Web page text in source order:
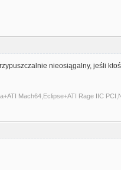
nieosiągalny, jeśli
Mach64,Eclipse+ATI Rage IIC